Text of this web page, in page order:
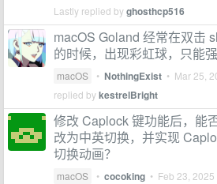
Lastly replied byghosthcp516
macOS Goland 经常在双击
的时候，出现彩虹球，只能
macOS • NothingExist • Mar 25,
replied bykestrelBright
修改 Caplock 键功能后，能
改为中英切换，并实现
切换动画？
macOS • cocoking • Feb 23, 2025